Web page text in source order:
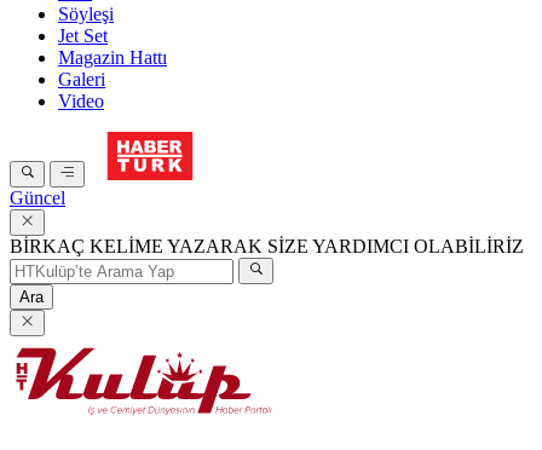
Söyleşi
Jet Set
Magazin Hattı
Galeri
Video
Güncel
BİRKAÇ KELİME YAZARAK SİZE YARDIMCI OLABİLİRİZ
Ara